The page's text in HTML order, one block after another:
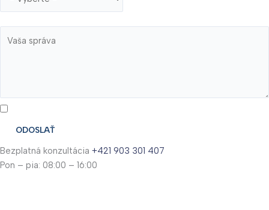
ODOSLAŤ
Bezplatná konzultácia +421 903 301 407
Pon – pia: 08:00 – 16:00